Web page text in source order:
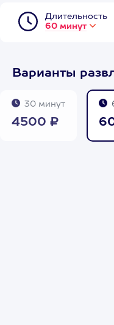
Длительность
60 минут
Варианты
30 минут
4500 ₽